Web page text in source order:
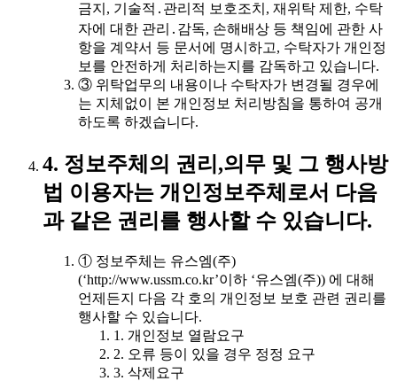
금지, 기술적․관리적 보호조치, 재위탁 제한, 수탁
자에 대한 관리․감독, 손해배상 등 책임에 관한 사
항을 계약서 등 문서에 명시하고, 수탁자가 개인정
보를 안전하게 처리하는지를 감독하고 있습니다.
③ 위탁업무의 내용이나 수탁자가 변경될 경우에
는 지체없이 본 개인정보 처리방침을 통하여 공개
하도록 하겠습니다.
4. 정보주체의 권리,의무 및 그 행사방
법 이용자는 개인정보주체로서 다음
과 같은 권리를 행사할 수 있습니다.
① 정보주체는 유스엠(주)
(‘http://www.ussm.co.kr’이하 ‘유스엠(주)) 에 대해
언제든지 다음 각 호의 개인정보 보호 관련 권리를
행사할 수 있습니다.
1. 개인정보 열람요구
2. 오류 등이 있을 경우 정정 요구
3. 삭제요구